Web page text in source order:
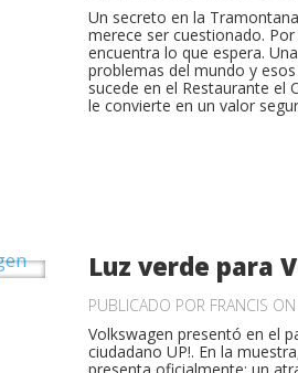
Un secreto en la
merece ser cuestionado.
encuentra lo que espera.
problemas del mundo y
sucede en el Restaurante el
le convierte en un valor
Luz verde para
PUBLICADO POR FRANCIS
Volkswagen presentó en el
ciudadano UP!. En la